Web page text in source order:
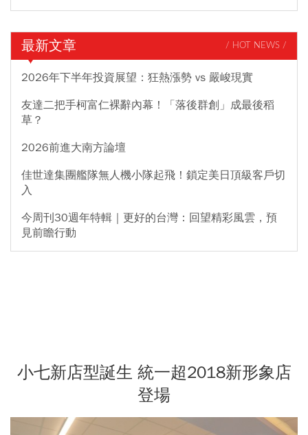
最新文章 / HOT NEWS /
2026年下半年投資展望：狂熱漲勢 vs 嚴峻現實
友達二把手柯富仁裸辭內幕！「落後群創」成最後稻
草？
2026前進大南方論壇
佳世達集團艦隊無人機小隊起飛！鎖定美日頂級客戶切
入
今周刊30週年特輯｜更好的台灣：回望精彩風雲，預
見前瞻行動
小七新店型誕生 統一超2018新形象店
登場